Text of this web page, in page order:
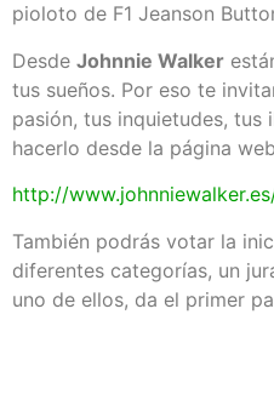
pioloto de F1 Jeanson
Desde Johnnie Walker
tus sueños. Por eso te
pasión, tus inquietudes, tus
hacerlo desde la página
http://
También podrás votar la
diferentes categorías, un
uno de ellos, da el primer